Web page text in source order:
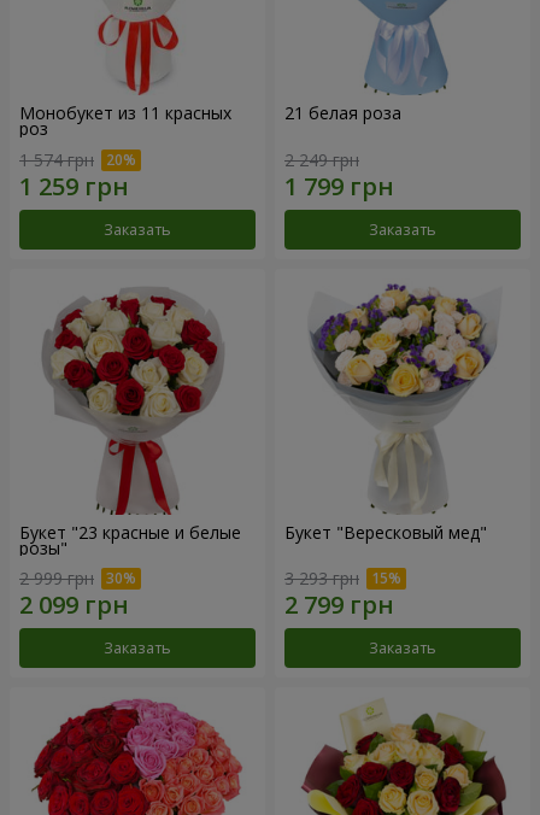
Монобукет из 11 красных
роз
1 574 грн
Заказать
21 белая роза
2 249 грн
Заказать
Букет "23 красные и белые
розы"
2 999 грн
Заказать
Букет "Вересковый мед"
3 293 грн
Заказать